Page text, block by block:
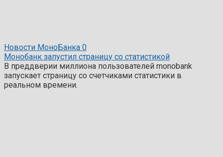
Новости МоноБанка 0
Монобанк запустил страницу со статистикой
В преддверии миллиона пользователей monobank
запускает страницу со счетчиками статистики в
реальном времени.